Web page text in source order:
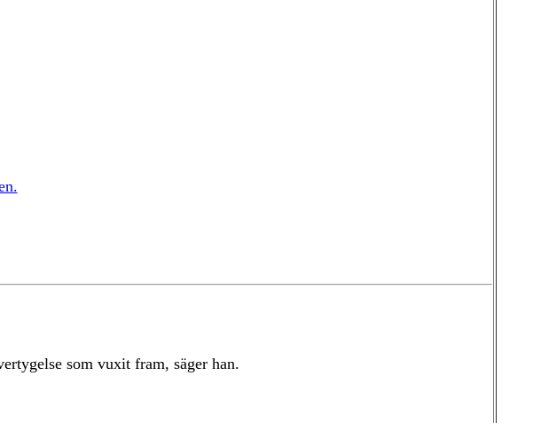
som vuxit fram, säger han.